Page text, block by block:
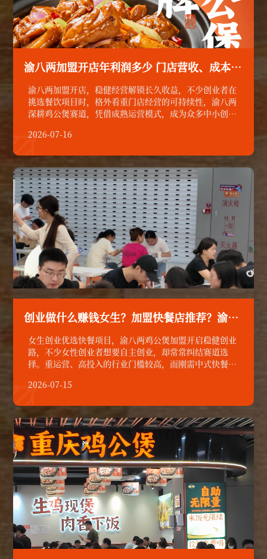
渝八两加盟开店年利润多少 门店营收、成本与年利润测算
渝八两加盟开店，稳健经营解锁长久收益，不少创业者在
挑选餐饮项目时，格外看重门店经营的可持续性，渝八两
深耕鸡公煲赛道，凭借成熟运营模式，成为众多中小创业
支结构，合理规划运营节奏，是实现良性盈利的关键。
2026-07-16
创业做什么赚钱女生？加盟快餐店推荐？渝八两加盟开店年利润多少
女生创业优选快餐项目，渝八两鸡公煲加盟开启稳健创业
路，不少女性创业者想要自主创业，却常常纠结赛道选
择。重运营、高投入的行业门槛较高，而刚需中式快餐受
在众多快餐加盟品牌之中，渝八两重庆鸡公煲凭借成熟模
2026-07-15